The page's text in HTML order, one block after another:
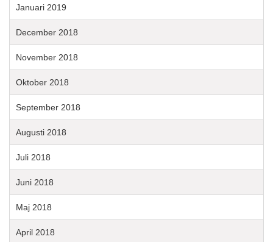
Januari 2019
December 2018
November 2018
Oktober 2018
September 2018
Augusti 2018
Juli 2018
Juni 2018
Maj 2018
April 2018